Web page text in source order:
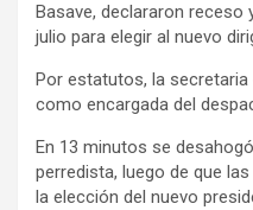
Basave, declararon receso
julio para elegir al nuevo
Por estatutos, la
como encargada del
En 13 minutos se
perredista, luego de que
la elección del nuevo